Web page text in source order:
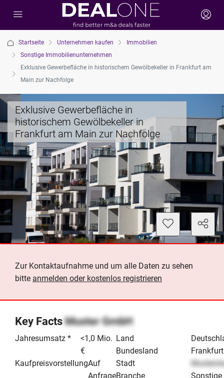
Startseite Unternehmen kaufen
Immobilien
Sonstige Immobilienunternehmen
Exklusive Gewerbefläche in historischem Gewölbekeller in Frankfurt am
Main zur Nachfolge
Exklusive Gewerbefläche in
historischem Gewölbekeller in
Frankfurt am Main zur Nachfolge
Zur Kontaktaufnahme und um alle Daten zu sehen
bitte anmelden oder kostenlos registrieren
Key FactsMuster GmbH
Jahresumsatz *
<1,0 Mio.
€
KaufpreisvorstellungAuf
Anfrage
Land
Bundesland
Frankfurt
Stadt
Branche
Sonstige